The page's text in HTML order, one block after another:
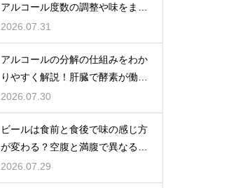
アルコール度数の調整や味をまろ
やかにする効果を解説
2026.07.31
アルコールの分解の仕組みをわか
りやすく解説！肝臓で酵素が働き
アセトアルデヒドに変化して無害
化
2026.07.30
ビールは食前と食後で味の感じ方
が変わる？空腹と満腹で異なる味
覚の感じ方を解説
2026.07.29